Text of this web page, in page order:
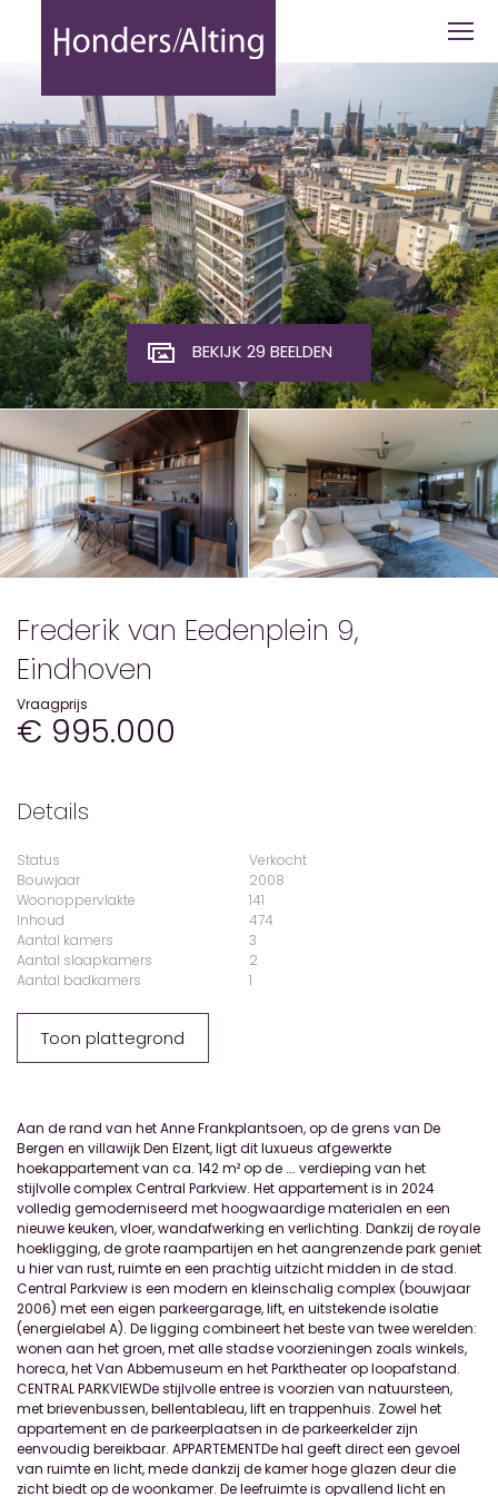
Frederik van Eedenplein 9,
BEKIJK 29 BEELDEN
Frederik van Eedenplein 9,
Eindhoven
Vraagprijs
€ 995.000
Aan de rand van het Anne Frankplantsoen, op de grens van De
Bergen en villawijk Den Elzent, ligt dit luxueus afgewerkte
hoekappartement van ca. 142 m² op de …. verdieping van het
stijlvolle complex Central Parkview. Het appartement is in 2024
volledig gemoderniseerd met hoogwaardige materialen en een
nieuwe keuken, vloer, wandafwerking en verlichting. Dankzij de royale
hoekligging, de grote raampartijen en het aangrenzende park geniet
u hier van rust, ruimte en een prachtig uitzicht midden in de stad.
Central Parkview is een modern en kleinschalig complex (bouwjaar
2006) met een eigen parkeergarage, lift, en uitstekende isolatie
(energielabel A). De ligging combineert het beste van twee werelden:
wonen aan het groen, met alle stadse voorzieningen zoals winkels,
horeca, het Van Abbemuseum en het Parktheater op loopafstand.
CENTRAL PARKVIEWDe stijlvolle entree is voorzien van natuursteen,
met brievenbussen, bellentableau, lift en trappenhuis. Zowel het
appartement en de parkeerplaatsen in de parkeerkelder zijn
eenvoudig bereikbaar. APPARTEMENTDe hal geeft direct een gevoel
van ruimte en licht, mede dankzij de kamer hoge glazen deur die
zicht biedt op de woonkamer. De leefruimte is opvallend licht en
Details
Status
Verkocht
Bouwjaar
2008
Woonoppervlakte
141
Inhoud
474
Aantal kamers
3
Aantal slaapkamers
2
Aantal badkamers
1
Toon plattegrond